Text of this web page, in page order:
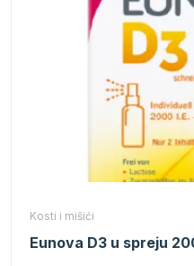
Kosti i mišići
Eunova D3 u spreju